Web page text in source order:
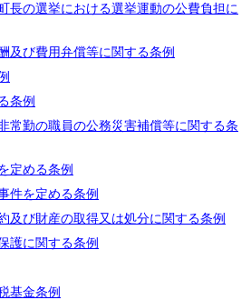
長の選挙における選挙運動の公費負担に
及び費用弁償等に関する条例
条例
常勤の職員の公務災害補償等に関する条
定める条例
件を定める条例
及び財産の取得又は処分に関する条例
護に関する条例
基金条例